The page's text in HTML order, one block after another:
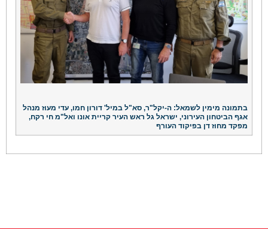
בתמונה מימין לשמאל: ה-יקל"ר, סא"ל במיל' דורון חמו, עדי מעוז מנהל
אגף הביטחון העירוני, ישראל גל ראש העיר קריית אונו ואל"מ חי רקח,
מפקד מחוז דן בפיקוד העורף